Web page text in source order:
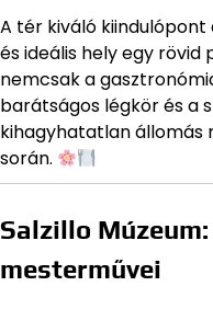
A tér kiváló
és ideális hely egy rövid
nemcsak a
barátságos légkör és a
kihagyhatatlan állomás
során.
Salzillo
mesterművei